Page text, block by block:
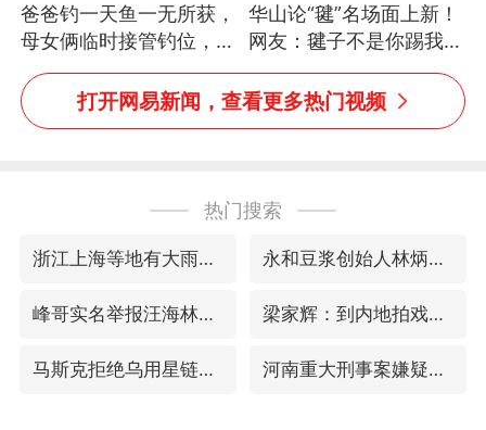
爸爸钓一天鱼一无所获，
母女俩临时接管钓位，用
玩具鱼竿钓上大鱼
华山论“毽”名场面上新！
网友：毽子不是你踢我
捡，我踢你捡吗
打开网易新闻，查看更多热门视频
热门搜索
浙江上海等地有大雨或暴雨 永和豆浆创始人林炳生去世
峰哥实名举报汪海林偷税漏税 梁家辉：到内地拍戏不是北上是回归
马斯克拒绝乌用星链打击俄境内目标 河南重大刑事案嫌疑人落网